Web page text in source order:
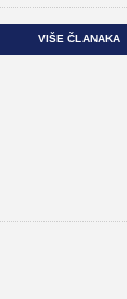
VIŠE ČLANAKA